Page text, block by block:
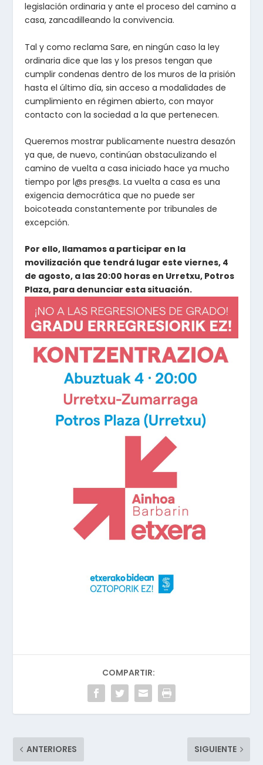
legislación ordinaria y ante el proceso del camino a
casa, zancadilleando la convivencia.
Tal y como reclama Sare, en ningún caso la ley
ordinaria dice que las y los presos tengan que
cumplir condenas dentro de los muros de la prisión
hasta el último día, sin acceso a modalidades de
cumplimiento en régimen abierto, con mayor
contacto con la sociedad a la que pertenecen.
Queremos mostrar publicamente nuestra desazón
ya que, de nuevo, continúan obstaculizando el
camino de vuelta a casa iniciado hace ya mucho
tiempo por l@s pres@s. La vuelta a casa es una
exigencia democrática que no puede ser
boicoteada constantemente por tribunales de
excepción.
Por ello, llamamos a participar en la
movilización que tendrá lugar este viernes, 4
de agosto, a las 20:00 horas en Urretxu, Potros
Plaza, para denunciar esta situación.
COMPARTIR:
ANTERIORES SIGUIENTE